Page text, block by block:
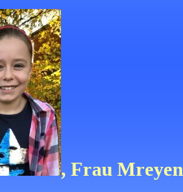
, Frau Mreyen